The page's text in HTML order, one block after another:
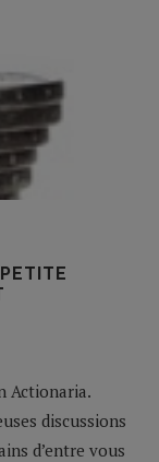
Actionaria.
discussions
d’entre vous